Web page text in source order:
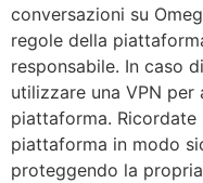
conversazioni su
regole della
responsabile. In caso
utilizzare una VPN per
piattaforma.
piattaforma in modo
proteggendo la